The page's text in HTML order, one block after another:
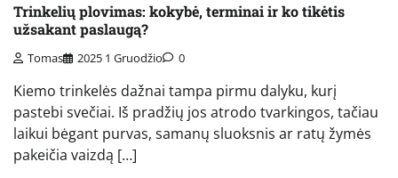
Trinkelių plovimas: kokybė, terminai ir ko tikėtis
užsakant paslaugą?
Tomas 2025 1 Gruodžio 0
Kiemo trinkelės dažnai tampa pirmu dalyku, kurį
pastebi svečiai. Iš pradžių jos atrodo tvarkingos, tačiau
laikui bėgant purvas, samanų sluoksnis ar ratų žymės
pakeičia vaizdą […]